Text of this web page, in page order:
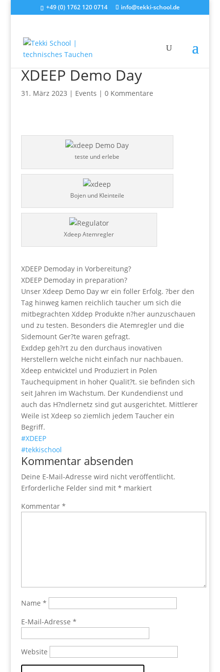
+49 (0) 1762 120 0714 info@tekki-school.de
XDEEP Demo Day
31. März 2023 | Events | 0 Kommentare
teste und erlebe
Bojen und Kleinteile
Xdeep Atemregler
XDEEP Demoday in Vorbereitung?
XDEEP Demoday in preparation?
Unser Xdeep Demo Day wr ein foller Erfolg. ?ber den
Tag hinweg kamen reichlich taucher um sich die
mitbegrachten Xddep Produkte n?her aunzuschauen
und zu testen. Besonders die Atemregler und die
Sidemount Ger?te waren gefragt.
Exddep geh?rt zu den durchaus inovativen
Herstellern welche nicht einfach nur nachbauen.
Xdeep entwicktel und Produziert in Polen
Tauchequipment in hoher Qualit?t. sie befinden sich
seit Jahren im Wachstum. Der Kundendienst und
auch das H?ndlernetz sind gut ausgerichtet. Mittlerer
Weile ist Xdeep so ziemlich jedem Taucher ein
Begriff.
#XDEEP
#tekkischool
Kommentar absenden
Deine E-Mail-Adresse wird nicht veröffentlicht.
Erforderliche Felder sind mit * markiert
Kommentar *
Name *
E-Mail-Adresse *
Website